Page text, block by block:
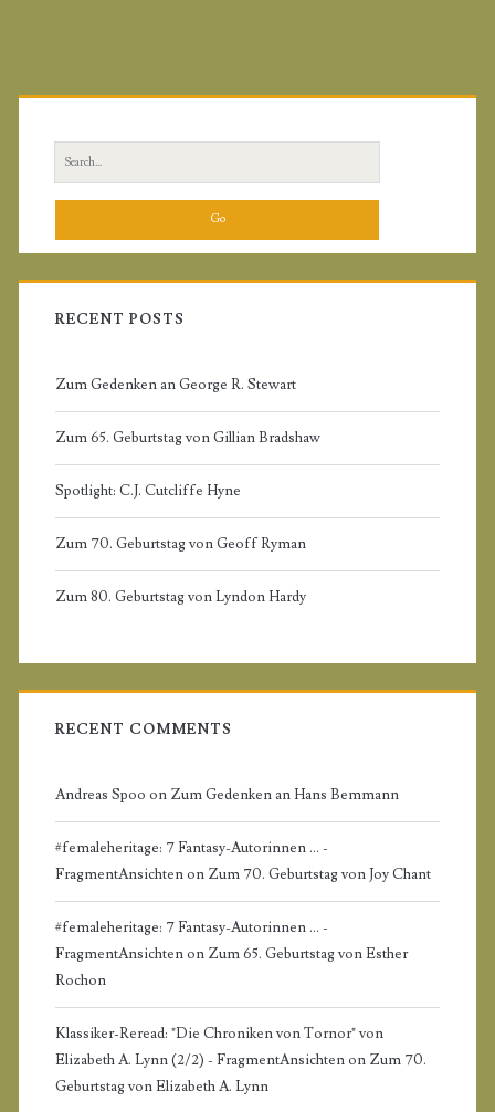
P
m
b
e
r
h
f
:
RECENT POSTS
Zum Gedenken an George R. Stewart
Zum 65. Geburtstag von Gillian Bradshaw
Spotlight: C.J. Cutcliffe Hyne
Zum 70. Geburtstag von Geoff Ryman
Zum 80. Geburtstag von Lyndon Hardy
RECENT COMMENTS
Andreas Spoo on Zum Gedenken an Hans Bemmann
#femaleheritage: 7 Fantasy-Autorinnen ... -
FragmentAnsichtenon Zum 70. Geburtstag von Joy Chant
#femaleheritage: 7 Fantasy-Autorinnen ... -
FragmentAnsichtenon Zum 65. Geburtstag von Esther
Rochon
Klassiker-Reread: "Die Chroniken von Tornor" von
Elizabeth A. Lynn (2/2) - FragmentAnsichtenon Zum 70.
Geburtstag von Elizabeth A. Lynn